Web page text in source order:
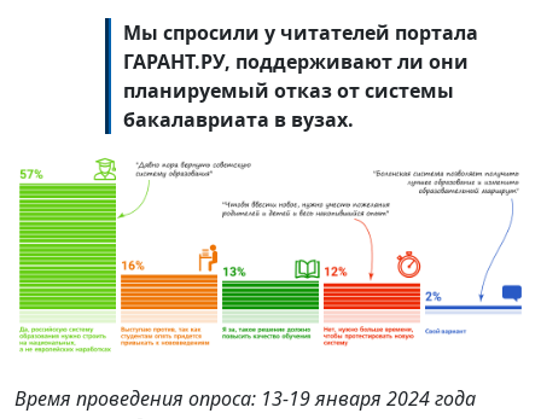
Мы спросили у читателей портала
ГАРАНТ.РУ, поддерживают ли они
планируемый отказ от системы
бакалавриата в вузах.
Время проведения опроса: 13-19 января 2024 года